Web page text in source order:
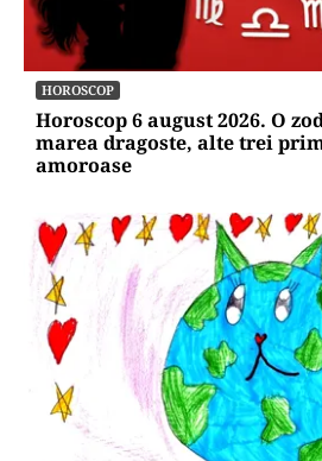
HOROSCOP
Horoscop 6 august 2026. O
marea dragoste, alte trei
amoroase